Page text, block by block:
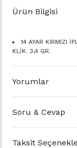
Ürün Bilgisi
14 AYAR KIRMIZI
KLİK. 3,4 GR.
Yorumlar
Soru & Cevap
Taksit